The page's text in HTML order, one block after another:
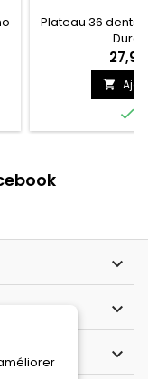
Plateau 36 dents
Dura




